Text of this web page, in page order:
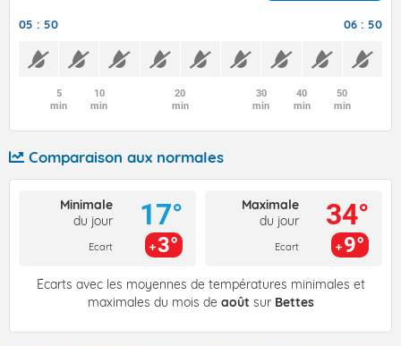
05 : 50 06 : 50
5
min
10
min
20
min
30
min
40
min
50
min
Comparaison aux normales
Minimale
du jour
Ecart
17°
3°
Maximale
du jour
Ecart
34°
9°
Écarts avec les moyennes de températures minimales et
maximales du mois de août sur Bettes